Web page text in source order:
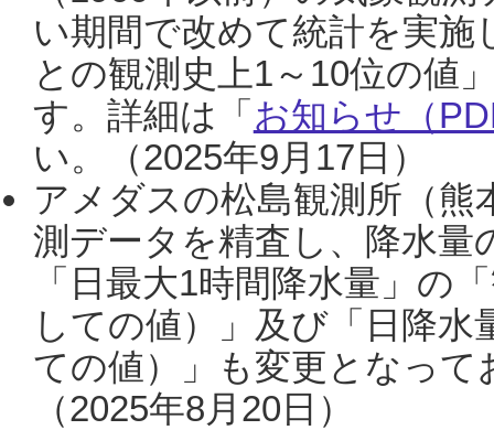
い期間で改めて統計を実
との観測史上1～10位の値
す。詳細は「 お知らせ（
い。（2025年9月17日）
アメダスの松島観測所（熊
測データを精査し、降水
「日最大1時間降水量」の
しての値）」及び「日降
ての値）」も変更となっ
（2025年8月20日）